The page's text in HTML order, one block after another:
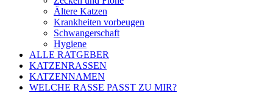
Ältere Katzen
Krankheiten vorbeugen
Schwangerschaft
Hygiene
ALLE RATGEBER
KATZENRASSEN
KATZENNAMEN
WELCHE RASSE PASST ZU MIR?